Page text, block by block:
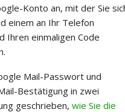
Konto an, mit der Sie
einem an Ihr Telefon
Ihren einmaligen Code
Mail-Passwort und
Bestätigung in zwei
geschrieben, wie Sie die